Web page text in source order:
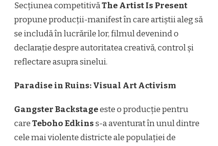
Secțiunea competitivăThe Artist Is Present
propune producții-manifest în care artiștii aleg să
se includă în lucrările lor, filmul devenind o
declarație despre autoritatea creativă, control și
reflectare asupra sinelui.
Paradise in Ruins: Visual Art Activism
Gangster Backstageeste o producție pentru
careTeboho Edkinss-a aventurat în unul dintre
cele mai violente districte ale populației de